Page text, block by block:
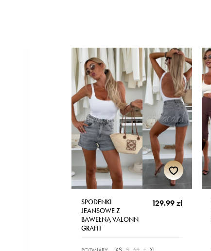
SPODENKI
JEANSOWE Z
BAWEŁNĄ VALONN
GRAFIT
129.99 zł